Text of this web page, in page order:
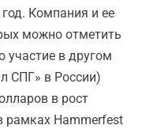
Компания и ее
можно отметить
в другом
СПГ» в России)
в рост
рамках Hammerfest